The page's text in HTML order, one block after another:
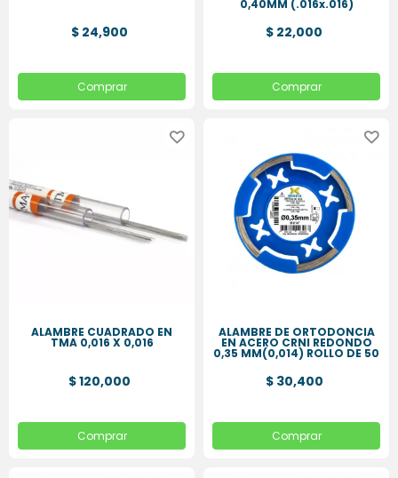
$ 24,900
Comprar
0,40MM (.016x.016)
$ 22,000
Comprar
ALAMBRE CUADRADO EN
TMA 0,016 X 0,016
$ 120,000
Comprar
ALAMBRE DE ORTODONCIA
EN ACERO CRNI REDONDO
0,35 MM(0,014) ROLLO DE 50
GR
$ 30,400
Comprar